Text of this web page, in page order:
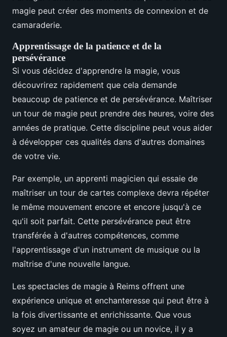
magie peut créer des moments de connexion et de
camaraderie.
Apprentissage de la patience et de la
persévérance
Si vous décidez d'apprendre la magie, vous
découvrirez rapidement que cela demande
beaucoup de patience et de persévérance. Maîtriser
un tour de magie peut prendre des heures, voire des
années de pratique. Cette discipline peut vous aider
à développer ces qualités dans d'autres domaines
de votre vie.
Par exemple, un apprenti magicien qui essaie de
maîtriser un tour de cartes complexe devra répéter
le même mouvement encore et encore jusqu'à ce
qu'il soit parfait. Cette persévérance peut être
transférée à d'autres compétences, comme
l'apprentissage d'un instrument de musique ou la
maîtrise d'une nouvelle langue.
Les spectacles de magie à Reims offrent une
expérience unique et enchanteresse qui peut être à
la fois divertissante et enrichissante. Que vous
soyez un amateur de magie ou un novice, il y a